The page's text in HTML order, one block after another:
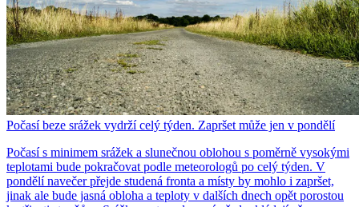
Počasí beze srážek vydrží celý týden. Zapršet může jen v pondělí
Počasí s minimem srážek a slunečnou oblohou s poměrně vysokými
teplotami bude pokračovat podle meteorologů po celý týden. V
pondělí navečer přejde studená fronta a místy by mohlo i zapršet,
jinak ale bude jasná obloha a teploty v dalších dnech opět porostou